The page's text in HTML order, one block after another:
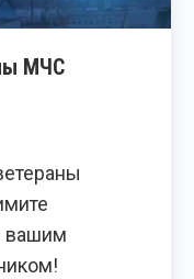
МЧС
вашим